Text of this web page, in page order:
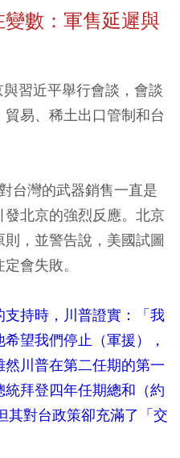
數：軍售延遲與
習近平舉行會談，會談
易、稀土出口管制和台
台灣的武器銷售一直是
北京的強烈反應。北京
，並警告說，美國試圖
會失敗。
持時，川普證實：「我
望我們停止（軍援），
川普在第二任期的第一
拜登四年任期總和（約
其對台政策卻充滿了「交